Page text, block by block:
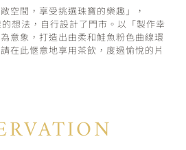
空間，享受挑選珠寶的樂趣」，
想法，自行設計了門市。以「製作幸
意象，打造出由柔和鮭魚粉色曲線環
在此愜意地享用茶飲，度過愉悅的片